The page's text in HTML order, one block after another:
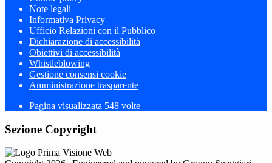
Note legali
Informativa Privacy
Ufficio Relazioni con il Pubblico
Dichiarazione di accessibilità
Obiettivi di accessibilità
Whistleblowing
Gestione consensi cookie
Amministrazione trasparente
Pagina visualizzata 548 volte
Sezione Copyright